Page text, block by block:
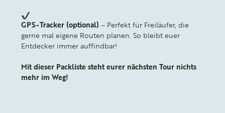
GPS-Tracker (optional) – Perfekt für Freiläufer, die
gerne mal eigene Routen planen. So bleibt euer
Entdecker immer auffindbar!
Mit dieser Packliste steht eurer nächsten Tour nichts
mehr im Weg!